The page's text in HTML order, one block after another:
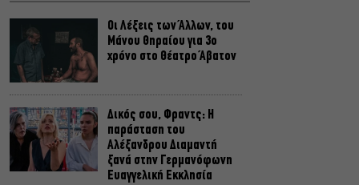
Οι Λέξεις των Άλλων, του
Μάνου Θηραίου για 3ο
χρόνο στο Θέατρο Άβατον
Δικός σου, Φραντς: Η
παράσταση του
Αλέξανδρου Διαμαντή
ξανά στην Γερμανόφωνη
Ευαγγελική Εκκλησία